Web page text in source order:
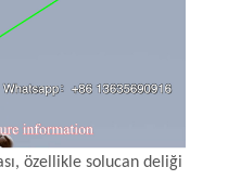
özellikle solucan deliği